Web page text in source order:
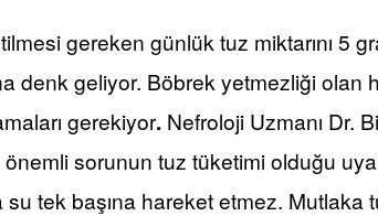
gereken günlük tuz miktarını 5
denk geliyor. Böbrek yetmezliği olan
gerekiyor. Nefroloji Uzmanı Dr.
sorunun tuz tüketimi olduğu
tek başına hareket etmez. Mutlaka